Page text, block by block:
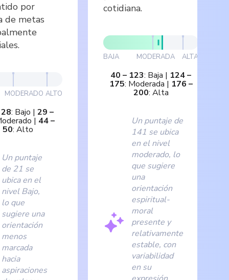
por
de metas
MODERADO ALTO
28: Bajo | 29 –
| 44–
50: Alto
Un puntaje
de 21 se
ubica en el
nivel Bajo,
lo que
sugiere una
orientación
menos
marcada
hacia
aspiraciones
cotidiana.
BAJA MODERADA ALTA
40 – 123: Baja | 124–
175: Moderada | 176 –
200: Alta
Un puntaje de
141 se ubica
en el nivel
moderado, lo
que sugiere
una
orientación
espiritual-
moral
presente y
relativamente
estable, con
variabilidad
en su